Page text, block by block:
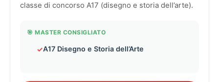
classe di concorso A17 (disegno e storia dell’arte).
🎯 MASTER CONSIGLIATO
A17 Disegno e Storia dell’Arte